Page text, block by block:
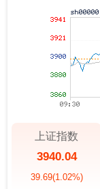
上证指数
3940.04
39.69(1.02%)